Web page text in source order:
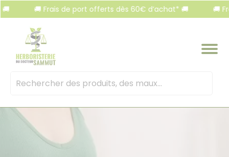
🚚 Frais de port offerts dès 60€ d’achat* 🚚 🚚 Frais
Mots
Panneau de gestion des cookies